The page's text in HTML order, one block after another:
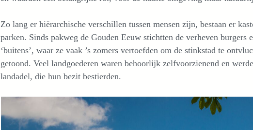
Zo lang er hiërarchische verschillen tussen mensen zijn, bestaan er
parken. Sinds pakweg de Gouden Eeuw stichtten de verheven burgers
‘buitens’, waar ze vaak ’s zomers vertoefden om de stinkstad te
getoond. Veel landgoederen waren behoorlijk zelfvoorzienend en
landadel, die hun bezit bestierden.